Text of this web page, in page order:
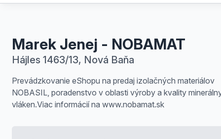
Marek Jenej - NOBAMAT
Hájles 1463/13, Nová Baňa
Prevádzkovanie eShopu na predaj izolačných materiálov
NOBASIL, poradenstvo v oblasti výroby a kvality
vláken.Viac informácií na www.nobamat.sk